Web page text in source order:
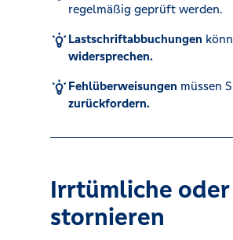
Karte sperren (116 116)
Kreditrechner
regelmäßig geprüft werden.
Lastschriftabbuchungen
widersprechen.
Fehlüberweisungen müssen
zurückfordern.
Irrtümliche
stornieren